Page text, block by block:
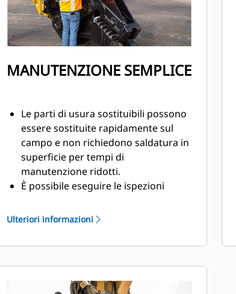
MANUTENZIONE SEMPLICE
Le parti di usura sostituibili possono
essere sostituite rapidamente sul
campo e non richiedono saldatura in
superficie per tempi di
manutenzione ridotti.
È possibile eseguire le ispezioni
accedere ai punti di ingrassaggio da
montato sulla macchina.
tramite un solo pannello per
Ulteriori informazioni